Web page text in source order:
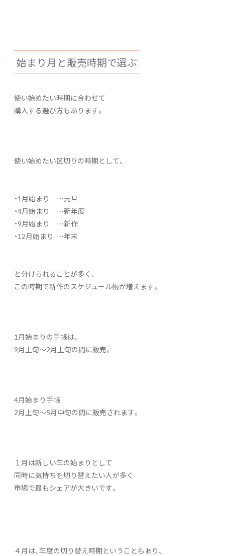
始まり月と販売時期で選ぶ
使い始めたい時期に合わせて
購入する選び方もあります。
使い始めたい区切りの時期として、
・1月始まり …元旦
・4月始まり …新年度
・9月始まり …新作
・12月始まり …年末
と分けられることが多く、
この時期で新作のスケジュール帳が増えます。
1月始まりの手帳は、
9月上旬～2月上旬の間に販売。
4月始まり手帳
2月上旬～5月中旬の間に販売されます。
１月は新しい年の始まりとして
同時に気持ちを切り替えたい人が多く
市場で最もシェアが大きいです。
４月は、年度の切り替え時期ということもあり、